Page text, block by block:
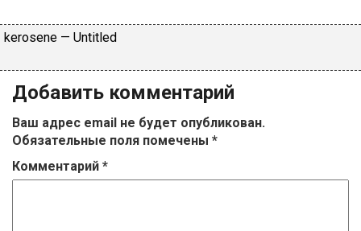
​kеrоsеnе — Untitlеd
Добавить комментарий
Ваш адрес email не будет опубликован.
Обязательные поля помечены *
Комментарий *